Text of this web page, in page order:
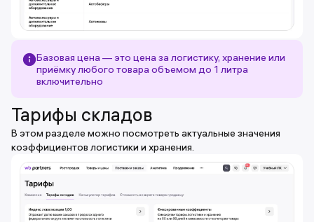
Базовая цена — это цена за логистику, хранение или
приёмку любого товара объемом до 1 литра
включительно
Тарифы складов
В этом разделе можно посмотреть актуальные значения
коэффициентов логистики и хранения.